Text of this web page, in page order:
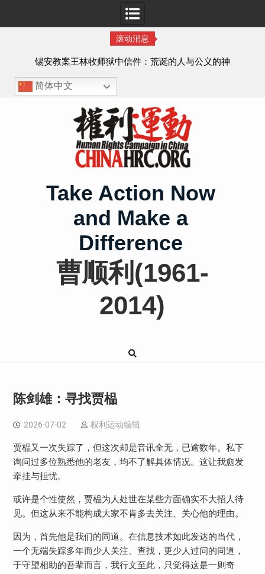
滚动消息
锡安教案王林牧师狱中信件：荒诞的人与公义的神
简体中文
Take Action Now
and Make a
Difference
曹顺利(1961-
2014)
陈剑雄：寻找贾榀
2026-07-02 权利运动编辑
贾榀又一次失踪了，但这次却是音讯全无，已逾数年。私下
询问过多位熟悉他的老友，均不了解具体情况。这让我愈发
牵挂与担忧。
或许是个性使然，贾榀为人处世在某些方面确实不大招人待
见。但这从来不能构成大家不肯多去关注、关心他的理由。
因为，首先他是我们的同道。在信息技术如此发达的当代，
一个无端失踪多年而少人关注、查找，更少人过问的同道，
于守望相助的吾辈而言，我行文至此，只觉得这是一则奇